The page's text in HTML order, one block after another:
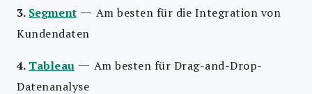
3. Segment — Am besten für die Integration von
Kundendaten
4. Tableau — Am besten für Drag-and-Drop-
Datenanalyse